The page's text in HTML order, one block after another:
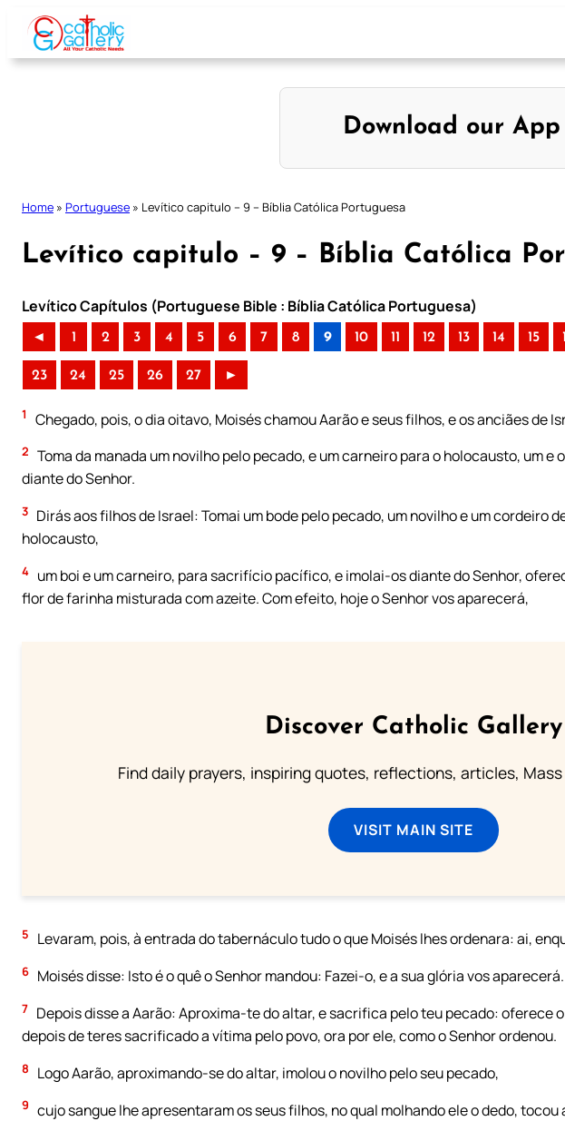
Skip
content
Download our App
Home » Portuguese » Levítico capitulo – 9 – Bíblia Católica Portuguesa
Levítico capitulo – 9 – Bíblia Católica
Levítico Capítulos (Portuguese Bible : Bíblia Católica Portuguesa)
◄ 1 2 3 4 5 6 7 8 9 10 11 12 13 14 15
23 24 25 26 27 ►
1 Chegado, pois, o dia oitavo, Moisés chamou Aarão e seus filhos, e os anciães de
2 Toma da manada um novilho pelo pecado, e um carneiro para o holocausto, um
diante do Senhor.
3 Dirás aos filhos de Israel: Tomai um bode pelo pecado, um novilho e um cordeiro
holocausto,
4 um boi e um carneiro, para sacrifício pacífico, e imolai-os diante do Senhor,
flor de farinha misturada com azeite. Com efeito, hoje o Senhor vos aparecerá,
Discover Catholic Gallery
Find daily prayers, inspiring quotes, reflections, articles,
VISIT MAIN SITE
5 Levaram, pois, à entrada do tabernáculo tudo o que Moisés lhes ordenara: ai,
6 Moisés disse: Isto é o quê o Senhor mandou: Fazei-o, e a sua glória vos aparecerá.
7 Depois disse a Aarão: Aproxima-te do altar, e sacrifica pelo teu pecado: oferece
depois de teres sacrificado a vítima pelo povo, ora por ele, como o Senhor ordenou.
8 Logo Aarão, aproximando-se do altar, imolou o novilho pelo seu pecado,
9 cujo sangue lhe apresentaram os seus filhos, no qual molhando ele o dedo,